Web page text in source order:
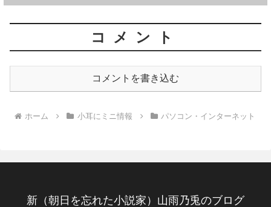
コメント
コメントを書き込む
ホーム 小耳にミニ情報 パソコン・インターネット
新（朝日を忘れた小説家）山雨乃兎のブログ